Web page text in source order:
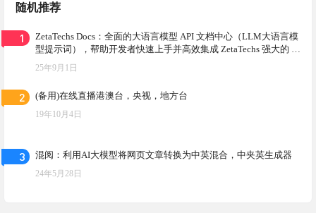
随机推荐
1
ZetaTechs Docs：全面的大语言模型 API 文档中心（LLM大语言模
型提示词），帮助开发者快速上手并高效集成 ZetaTechs 强大的 AI
能力
25年9月1日
2 (备用)在线直播港澳台，央视，地方台
19年10月4日
3 混阅：利用AI大模型将网页文章转换为中英混合，中夹英生成器
24年5月28日